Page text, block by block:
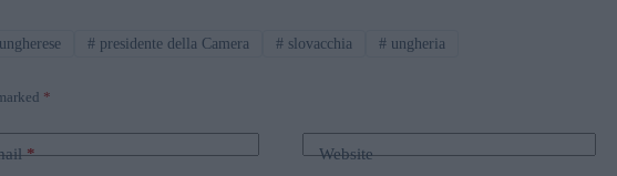
# presidente della Camera # slovacchia #ungheria
*
* Website